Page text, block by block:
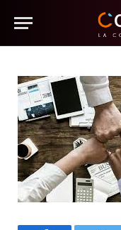
AUCUN COMMENTAIRE